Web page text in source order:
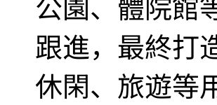
跟進，最終打
休閑、旅遊等